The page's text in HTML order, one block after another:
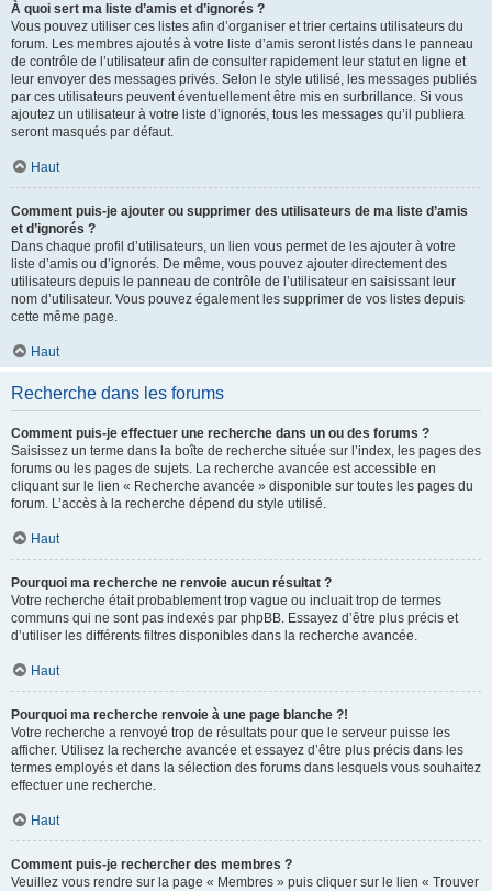
À quoi sert ma liste d’amis et d’ignorés ?
Vous pouvez utiliser ces listes afin d’organiser et trier certains utilisateurs du
forum. Les membres ajoutés à votre liste d’amis seront listés dans le panneau
de contrôle de l’utilisateur afin de consulter rapidement leur statut en ligne et
leur envoyer des messages privés. Selon le style utilisé, les messages publiés
par ces utilisateurs peuvent éventuellement être mis en surbrillance. Si vous
ajoutez un utilisateur à votre liste d’ignorés, tous les messages qu’il publiera
seront masqués par défaut.
Haut
Comment puis-je ajouter ou supprimer des utilisateurs de ma liste d’amis
et d’ignorés ?
Dans chaque profil d’utilisateurs, un lien vous permet de les ajouter à votre
liste d’amis ou d’ignorés. De même, vous pouvez ajouter directement des
utilisateurs depuis le panneau de contrôle de l’utilisateur en saisissant leur
nom d’utilisateur. Vous pouvez également les supprimer de vos listes depuis
cette même page.
Haut
Recherche dans les forums
Comment puis-je effectuer une recherche dans un ou des forums ?
Saisissez un terme dans la boîte de recherche située sur l’index, les pages des
forums ou les pages de sujets. La recherche avancée est accessible en
cliquant sur le lien « Recherche avancée » disponible sur toutes les pages du
forum. L’accès à la recherche dépend du style utilisé.
Haut
Pourquoi ma recherche ne renvoie aucun résultat ?
Votre recherche était probablement trop vague ou incluait trop de termes
communs qui ne sont pas indexés par phpBB. Essayez d’être plus précis et
d’utiliser les différents filtres disponibles dans la recherche avancée.
Haut
Pourquoi ma recherche renvoie à une page blanche ?!
Votre recherche a renvoyé trop de résultats pour que le serveur puisse les
afficher. Utilisez la recherche avancée et essayez d’être plus précis dans les
termes employés et dans la sélection des forums dans lesquels vous souhaitez
effectuer une recherche.
Haut
Comment puis-je rechercher des membres ?
Veuillez vous rendre sur la page « Membres » puis cliquer sur le lien « Trouver